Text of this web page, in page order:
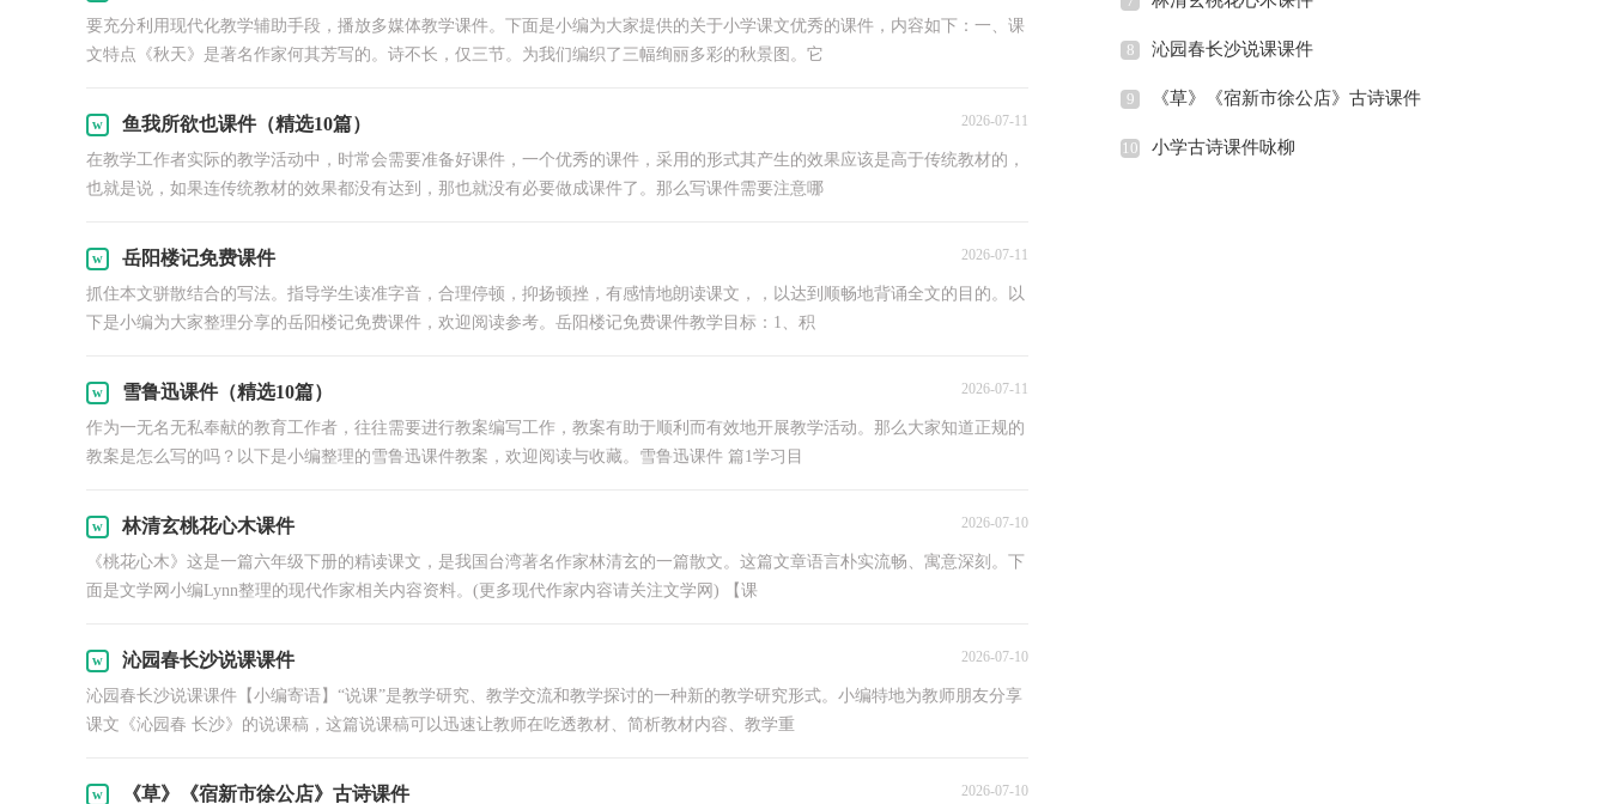
要充分利用现代化教学辅助手段，播放多媒体教学课件。下面是小编为大家提供的关于小学课文优秀的课件，内容如下：一、课
文特点《秋天》是著名作家何其芳写的。诗不长，仅三节。为我们编织了三幅绚丽多彩的秋景图。它
鱼我所欲也课件（精选10篇） 2026-07-11
在教学工作者实际的教学活动中，时常会需要准备好课件，一个优秀的课件，采用的形式其产生的效果应该是高于传统教材的，
也就是说，如果连传统教材的效果都没有达到，那也就没有必要做成课件了。那么写课件需要注意哪
岳阳楼记免费课件 2026-07-11
抓住本文骈散结合的写法。指导学生读准字音，合理停顿，抑扬顿挫，有感情地朗读课文，，以达到顺畅地背诵全文的目的。以
下是小编为大家整理分享的岳阳楼记免费课件，欢迎阅读参考。岳阳楼记免费课件教学目标：1、积
雪鲁迅课件（精选10篇） 2026-07-11
作为一无名无私奉献的教育工作者，往往需要进行教案编写工作，教案有助于顺利而有效地开展教学活动。那么大家知道正规的
教案是怎么写的吗？以下是小编整理的雪鲁迅课件教案，欢迎阅读与收藏。雪鲁迅课件 篇1学习目
林清玄桃花心木课件 2026-07-10
《桃花心木》这是一篇六年级下册的精读课文，是我国台湾著名作家林清玄的一篇散文。这篇文章语言朴实流畅、寓意深刻。下
面是文学网小编Lynn整理的现代作家相关内容资料。(更多现代作家内容请关注文学网) 【课
沁园春长沙说课课件 2026-07-10
沁园春长沙说课课件【小编寄语】“说课”是教学研究、教学交流和教学探讨的一种新的教学研究形式。小编特地为教师朋友分享
课文《沁园春 长沙》的说课稿，这篇说课稿可以迅速让教师在吃透教材、简析教材内容、教学重
《草》《宿新市徐公店》古诗课件 2026-07-10
8 沁园春长沙说课课件
9 《草》《宿新市徐公店》古诗课件
10 小学古诗课件咏柳